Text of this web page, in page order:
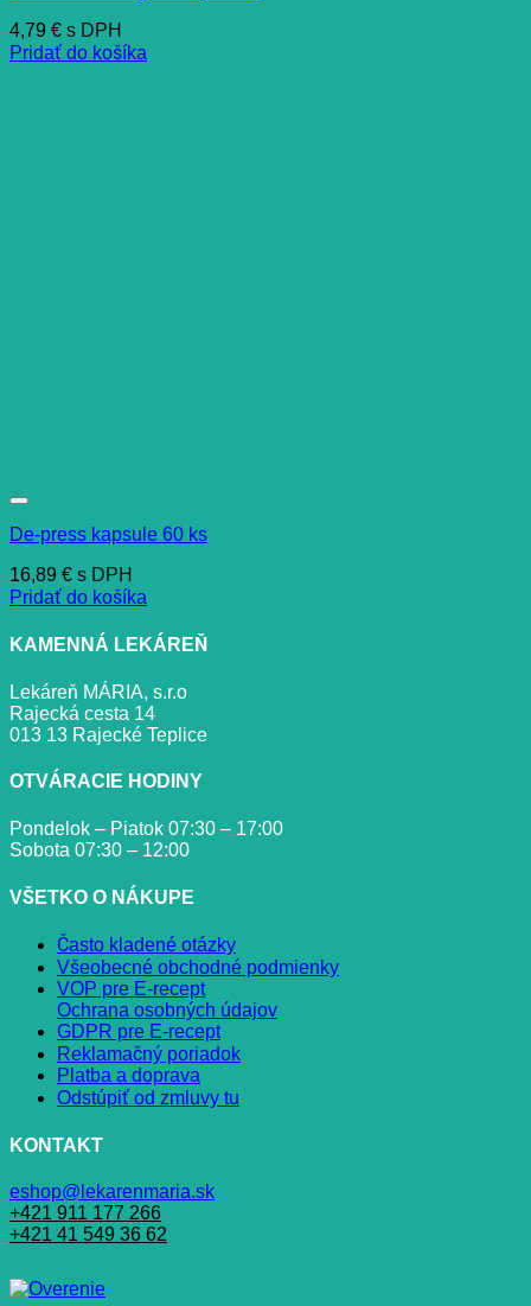
4,79 € s DPH
Pridať do košíka
De-press kapsule 60 ks
16,89 € s DPH
Pridať do košíka
KAMENNÁ LEKÁREŇ
Lekáreň MÁRIA, s.r.o
Rajecká cesta 14
013 13 Rajecké Teplice
OTVÁRACIE HODINY
Pondelok – Piatok 07:30 – 17:00
Sobota 07:30 – 12:00
VŠETKO O NÁKUPE
Často kladené otázky
Všeobecné obchodné podmienky
VOP pre E-recept
Ochrana osobných údajov
GDPR pre E-recept
Reklamačný poriadok
Platba a doprava
Odstúpiť od zmluvy tu
KONTAKT
eshop@lekarenmaria.sk
+421 911 177 266
+421 41 549 36 62